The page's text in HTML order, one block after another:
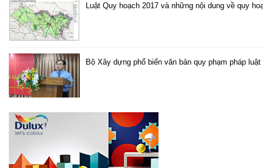
Luật Quy hoạch 2017 và những nội dung về quy
Bộ Xây dựng phổ biến văn bản quy phạm pháp